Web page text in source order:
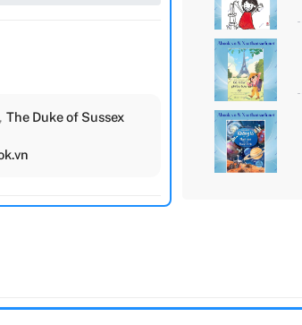
The Duke of Sussex